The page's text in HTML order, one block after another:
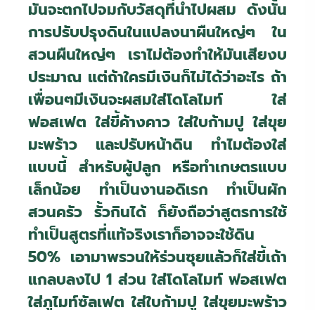
มันจะตกไปจมกับวัสดุที่นำไปผสม ดังนั้น
การปรับปรุงดินในแปลงนาผืนใหญ่ๆ ใน
สวนผืนใหญ่ๆ เราไม่ต้องทำให้มันเสียงบ
ประมาณ แต่ถ้าใครมีเงินก็ไม่ได้ว่าอะไร ถ้า
เพื่อนๆมีเงินจะผสมใส่โดโลไมท์ ใส่
ฟอสเฟต ใส่ขี้ค้างคาว ใส่ใบก้ามปู ใส่ขุย
มะพร้าว และปรับหน้าดิน ทำไมต้องใส่
แบบนี้ สำหรับผู้ปลูก หรือทำเกษตรแบบ
เล็กน้อย ทำเป็นงานอดิเรก ทำเป็นผัก
สวนครัว รั้วกินได้ ก็ยังถือว่าสูตรการใช้
ทำเป็นสูตรที่แท้จริงเราก็อาจจะใช้ดิน
50% เอามาพรวนให้ร่วนซุยแล้วก็ใส่ขี้เถ้า
แกลบลงไป 1 ส่วน ใส่โดโลไมท์ ฟอสเฟต
ใส่ภูไมท์ซัลเฟต ใส่ใบก้ามปู ใส่ขุยมะพร้าว